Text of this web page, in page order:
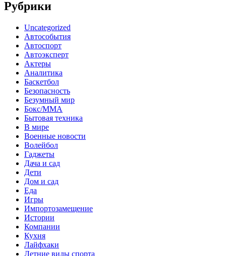
Рубрики
Uncategorized
Автособытия
Автоспорт
Автоэксперт
Актеры
Аналитика
Баскетбол
Безопасность
Безумный мир
Бокс/MMA
Бытовая техника
В мире
Военные новости
Волейбол
Гаджеты
Дача и сад
Дети
Дом и сад
Еда
Игры
Импортозамещение
Истории
Компании
Кухня
Лайфхаки
Летние виды спорта